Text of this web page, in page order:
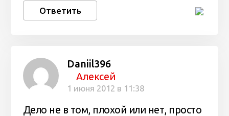
Ответить
Daniil396
Алексей
1 июня 2012 в 11:38
Дело не в том, плохой или нет, просто